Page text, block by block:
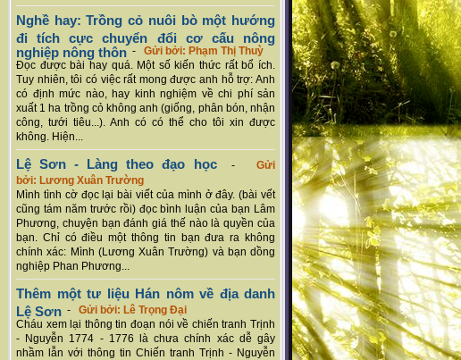
Nghề hay: Trồng cỏ nuôi bò một hướng
đi tích cực chuyển đổi cơ cấu nông
nghiệp nông thôn - Gửi bởi: Phạm Thị Thuỳ
Đọc được bài hay quá. Một số kiến thức rất bổ ích.
Tuy nhiên, tôi có việc rất mong được anh hỗ trợ: Anh
có định mức nào, hay kinh nghiệm về chi phí sản
xuất 1 ha trồng cỏ không anh (giống, phân bón, nhận
công, tưới tiêu...). Anh có có thể cho tôi xin được
không. Hiện...
Lệ Sơn - Làng theo đạo học-Gửi
bởi: Lương Xuân Trường
Mình tình cờ đọc lại bài viết của mình ở đây. (bài vết
cũng tám năm trước rồi) đọc bình luận của bạn Lâm
Phương, chuyện bạn đánh giá thế nào là quyền của
bạn. Chỉ có điều một thông tin bạn đưa ra không
chính xác: Mình (Lương Xuân Trường) và bạn dồng
nghiệp Phan Phương...
Thêm một tư liệu Hán nôm về địa danh
Lệ Sơn - Gửi bởi: Lê Trọng Đại
Cháu xem lại thông tin đoạn nói về chiến tranh Trịnh
- Nguyễn 1774 - 1776 là chưa chính xác dễ gây
nhầm lẫn với thông tin Chiến tranh Trịnh - Nguyễn